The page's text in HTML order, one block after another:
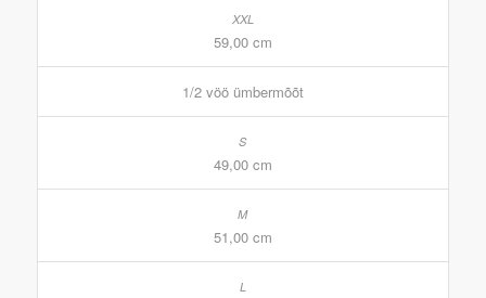
59,00 cm
1/2 vöö ümbermõõt
49,00 cm
51,00 cm